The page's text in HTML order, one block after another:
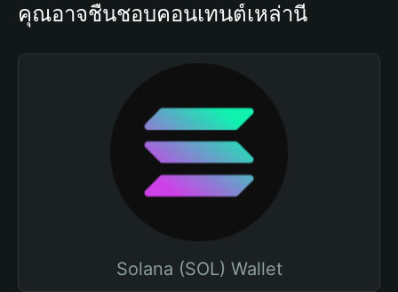
คุณอาจชื่นชอบคอนเทนต์เหล่านี้
Solana (SOL) Wallet